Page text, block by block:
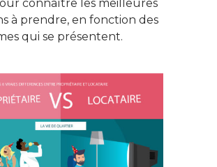
connaître les meilleures
à prendre, en fonction des
qui se présentent.